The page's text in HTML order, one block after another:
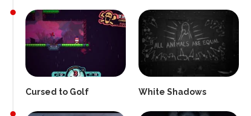
Cursed to Golf White Shadows